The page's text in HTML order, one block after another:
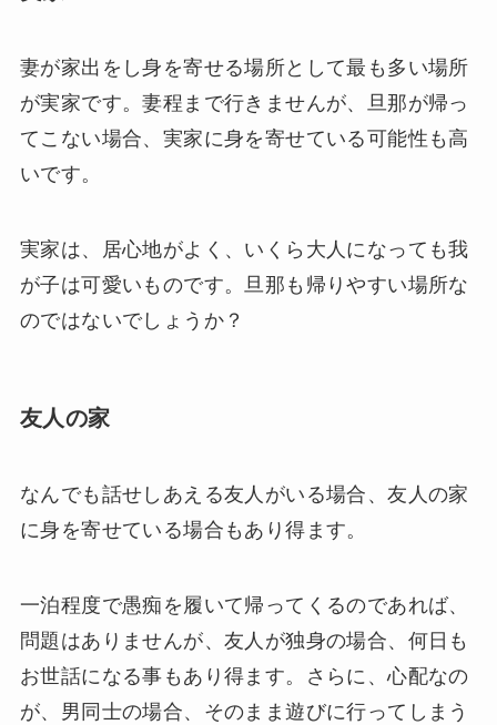
妻が家出をし身を寄せる場所として最も多い場所
が実家です。妻程まで行きませんが、旦那が帰っ
てこない場合、実家に身を寄せている可能性も高
いです。
実家は、居心地がよく、いくら大人になっても我
が子は可愛いものです。旦那も帰りやすい場所な
のではないでしょうか？
友人の家
なんでも話せしあえる友人がいる場合、友人の家
に身を寄せている場合もあり得ます。
一泊程度で愚痴を履いて帰ってくるのであれば、
問題はありませんが、友人が独身の場合、何日も
お世話になる事もあり得ます。さらに、心配なの
が、男同士の場合、そのまま遊びに行ってしまう